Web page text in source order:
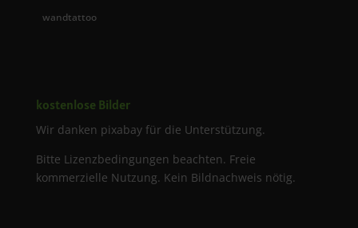
wandtattoo
kostenlose Bilder
Wir danken pixabay für die Unterstützung.
Bitte Lizenzbedingungen beachten. Freie
kommerzielle Nutzung. Kein Bildnachweis nötig.